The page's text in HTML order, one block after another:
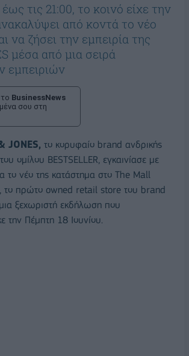
τις 21:00, το κοινό είχε την
από κοντά το νέο
να ζήσει την εμπειρία της
μέσα από μια σειρά
εμπειριών
BusinessNews
σου στη
JONES, το κορυφαίο brand ανδρικής
ομίλου BESTSELLER, εγκαινίασε με
το νέο της κατάστημα στο The Mall
το πρώτο owned retail store του brand
ξεχωριστή εκδήλωση που
την Πέμπτη 18 Ιουνίου.